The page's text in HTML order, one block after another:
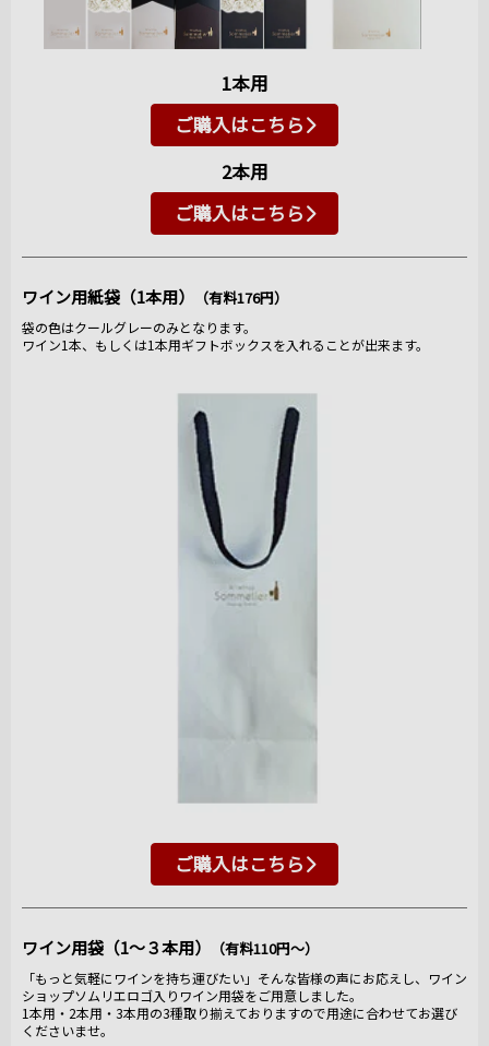
1本用
ご購入はこちら
2本用
ご購入はこちら
ワイン用紙袋（1本用） （有料176円）
袋の色はクールグレーのみとなります。
ワイン1本、もしくは1本用ギフトボックスを入れることが出来ます。
ご購入はこちら
ワイン用袋（1～３本用） （有料110円～）
「もっと気軽にワインを持ち運びたい」そんな皆様の声にお応えし、ワイン
ショップソムリエロゴ入りワイン用袋をご用意しました。
1本用・2本用・3本用の3種取り揃えておりますので用途に合わせてお選び
くださいませ。